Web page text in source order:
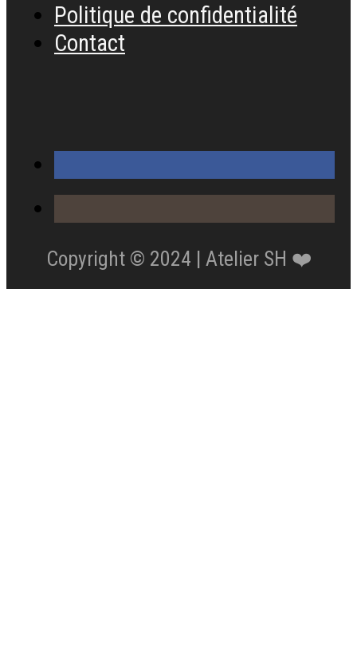
Politique de confidentialité
Contact
Copyright © 2024 | Atelier SH ❤️